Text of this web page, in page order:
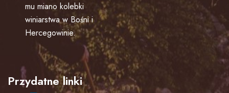
mu miano kolebki
winiarstwa w Bośni i
Hercegowinie.
Przydatne linki